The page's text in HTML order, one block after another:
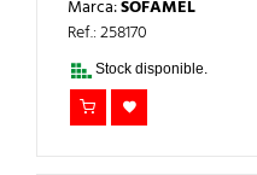
ORIGINAL
ERA:
31,47€.
ACTUAL
0,19€.
Marca:SOFAMEL
Ref.: 258170
Stock disponible.